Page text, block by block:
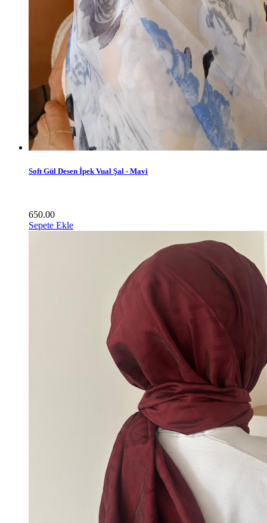
Soft Gül Desen İpek Vual Şal - Mavi
650.00
Sepete Ekle